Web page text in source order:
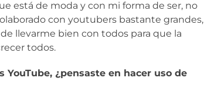
está de moda y con mi forma de ser, no
con youtubers bastante grandes,
llevarme bien con todos para que la
todos.
¿pensaste en hacer uso de